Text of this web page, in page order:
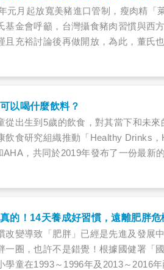
元月起放寬美豬進口管制，瘦肉精「
基金會呼籲，台灣攝食豬肉習慣與西
且充裕討論後再做開放，為此，董氏
以喝什麼飲料？
從出生到5歲的飲食，對其當下和未
飲食研究組織推動「Healthy Drinks，
AHA，共同於2019年發布了一份最新
什麼飲料提出詳細的建議，希望幫助
的！14天養成好習慣，遠離肥胖危
改變導致「肥胖」已經是先進及發展
一圈，也許不是錯覺！根據國健署「
學童在1993～1996年及2013～2016